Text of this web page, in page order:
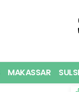
MAKASSAR